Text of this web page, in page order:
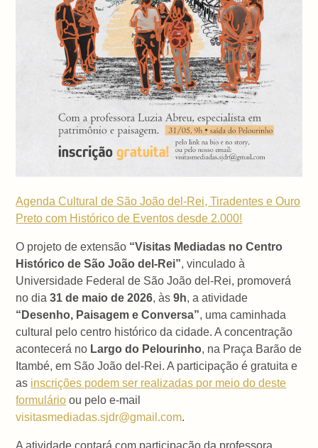
Agenda Cultural de São João del-Rei, Tiradentes e Ouro
Preto com Histórico de Eventos desde 2.000!
O projeto de extensão “Visitas Mediadas no Centro
Histórico de São João del-Rei”, vinculado à
Universidade Federal de São João del-Rei, promoverá
no dia31 de maio de 2026, às9h, a atividade
“Desenho, Paisagem e Conversa”, uma caminhada
cultural pelo centro histórico da cidade. A concentração
acontecerá no Largo do Pelourinho, na Praça Barão de
Itambé, em São João del-Rei. A participação é gratuita e
as inscrições podem ser realizadas por meio do deste
formulário ou pelo e-mail
visitasmediadas.sjdr@gmail.com.
A atividade contará com participação da professora